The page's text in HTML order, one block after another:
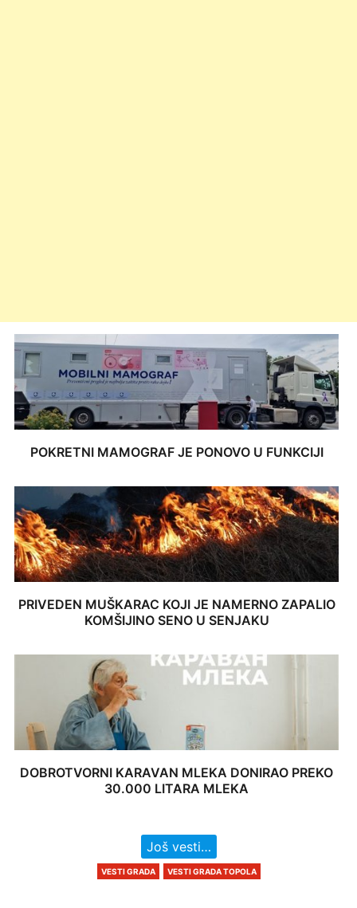
POKRETNI MAMOGRAF JE PONOVO U FUNKCIJI
PRIVEDEN MUŠKARAC KOJI JE NAMERNO ZAPALIO
KOMŠIJINO SENO U SENJAKU
DOBROTVORNI KARAVAN MLEKA DONIRAO PREKO
30.000 LITARA MLEKA
Još vesti…
VESTI GRADA VESTI GRADA TOPOLA